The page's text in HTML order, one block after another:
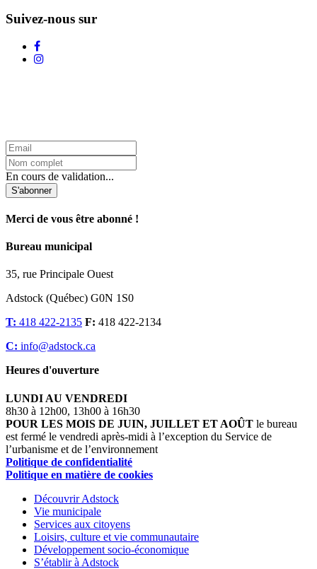
Suivez-nous sur
En cours de validation...
S'abonner
Merci de vous être abonné !
Bureau municipal
35, rue Principale Ouest
Adstock (Québec) G0N 1S0
T: 418 422-2135 F: 418 422-2134
C: info@adstock.ca
Heures d'ouverture
LUNDI AU VENDREDI
8h30 à 12h00, 13h00 à 16h30
POUR LES MOIS DE JUIN, JUILLET ET AOÛT le bureau
est fermé le vendredi après-midi à l’exception du Service de
l’urbanisme et de l’environnement
Politique de confidentialité
Politique en matière de cookies
Découvrir Adstock
Vie municipale
Services aux citoyens
Loisirs, culture et vie communautaire
Développement socio-économique
S’établir à Adstock